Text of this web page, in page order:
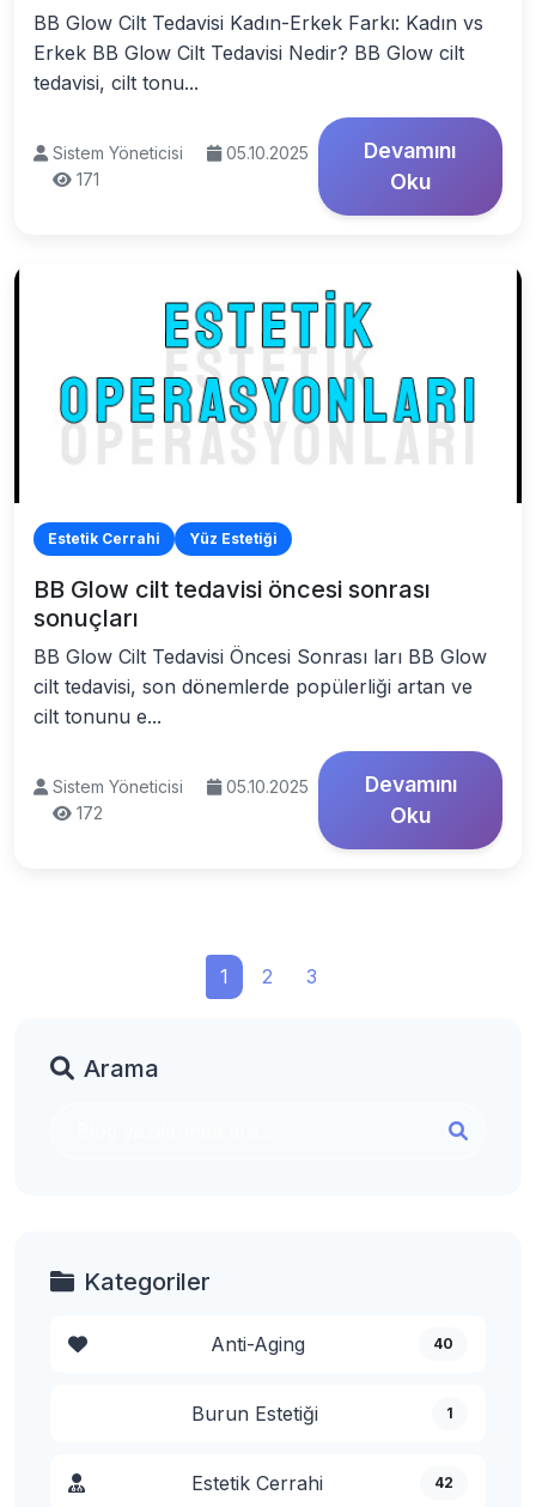
BB Glow Cilt Tedavisi Kadın-Erkek Farkı: Kadın vs
Erkek BB Glow Cilt Tedavisi Nedir? BB Glow cilt
tedavisi, cilt tonu...
Sistem Yöneticisi
05.10.2025
171
Devamını
Oku
Estetik Cerrahi Yüz Estetiği
BB Glow cilt tedavisi öncesi sonrası
sonuçları
BB Glow Cilt Tedavisi Öncesi Sonrası ları BB Glow
cilt tedavisi, son dönemlerde popülerliği artan ve
cilt tonunu e...
Sistem Yöneticisi
05.10.2025
172
Devamını
Oku
1 2 3
Arama
Kategoriler
Anti-Aging 40
Burun Estetiği 1
Estetik Cerrahi 42